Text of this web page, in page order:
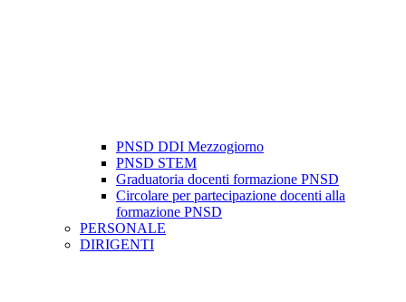
PNSD DDI Mezzogiorno
PNSD STEM
Graduatoria docenti formazione PNSD
Circolare per partecipazione docenti alla
formazione PNSD
PERSONALE
DIRIGENTI